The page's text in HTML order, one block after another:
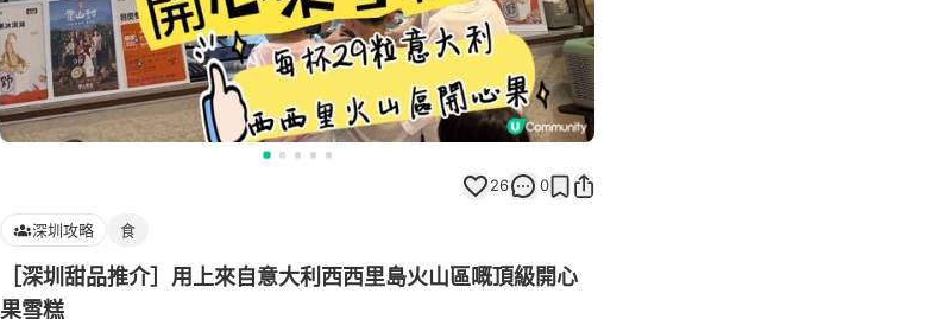
26 0
深圳攻略 食
［深圳甜品推介］用上來自意大利西西里島火山區嘅頂級開心
果雪糕